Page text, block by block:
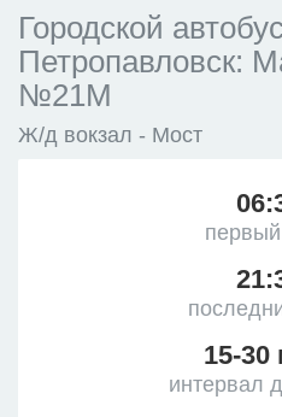
Городской
Петропавловск:
№21М
Ж/д вокзал - Мост
15-30
интервал